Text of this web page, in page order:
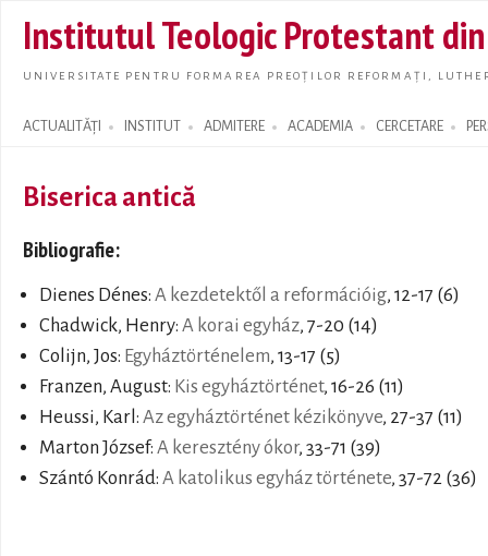
main
Institutul Teologic Protestant
UNIVERSITATE PENTRU FORMAREA PREOȚILOR REFORMAȚI,
ACTUALITĂȚI INSTITUT ADMITERE ACADEMIA CERCETARE
Search form
Biserica antică
Bibliografie:
Dienes Dénes: A kezdetektől a reformációig, 12-17 (6)
Chadwick, Henry: A korai egyház, 7-20 (14)
Colijn, Jos: Egyháztörténelem, 13-17 (5)
Franzen, August: Kis egyháztörténet, 16-26 (11)
Heussi, Karl: Az egyháztörténet kézikönyve, 27-37 (11)
Marton József: A keresztény ókor, 33-71 (39)
Szántó Konrád: A katolikus egyház története, 37-72 (36)